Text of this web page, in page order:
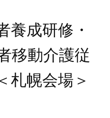
養成研修・
移動介護従
札幌会場＞